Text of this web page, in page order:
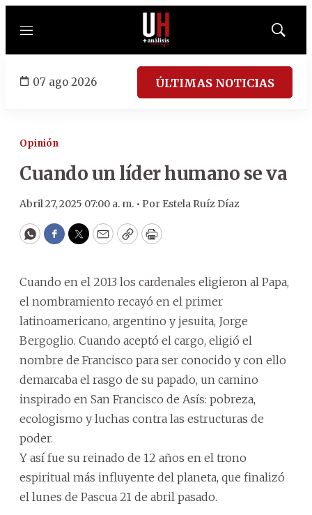
Menú
Mostrar
07 ago 2026 ÚLTIMAS NOTICIAS
Opinión
Cuando un líder humano se va
Abril 27, 2025 07:00 a. m. • Por Estela Ruíz Díaz
WhatsApp
Facebook
Twitter
EmailCopyPrint
Cuando en el 2013 los cardenales eligieron al Papa,
el nombramiento recayó en el primer
latinoamericano, argentino y jesuita, Jorge
Bergoglio. Cuando aceptó el cargo, eligió el
nombre de Francisco para ser conocido y con ello
demarcaba el rasgo de su papado, un camino
inspirado en San Francisco de Asís: pobreza,
ecologismo y luchas contra las estructuras de
poder.
Y así fue su reinado de 12 años en el trono
espiritual más influyente del planeta, que finalizó
el lunes de Pascua 21 de abril pasado.